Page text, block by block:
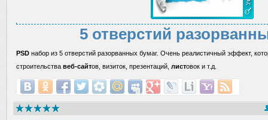
5 отверстий
PSD набор из 5 отверстий разорванных бумаг. Очень реалистичный эффект,
строительства веб-сайтов, визиток , презентаций листовок и т.д.